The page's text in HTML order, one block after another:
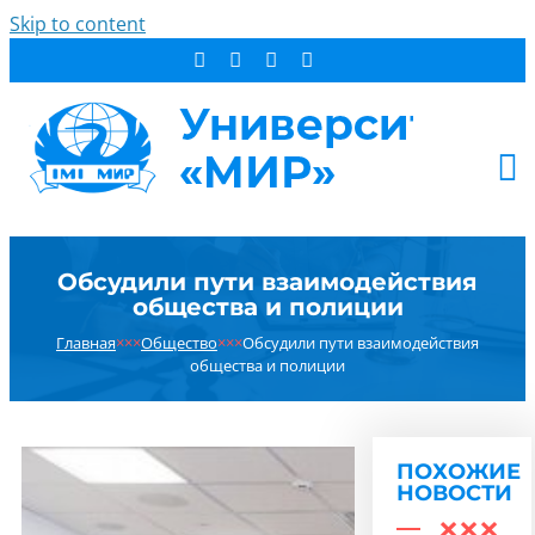
Skip to content
СТУДЕНТУ
ОБ УНИВЕРСИТЕТЕ
НОВОСТИ
РЕЗУЛЬТАТ ПОИСКА:
Обсудили пути взаимодействия
общества и полиции
Главная×××Общество×××Обсудили пути взаимодействия
общества и полиции
ПОХОЖИЕ
НОВОСТИ